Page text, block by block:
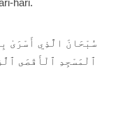
hari.
سُبْحَانَ الَّذِي أَسْرَىٰ
ٱلْمَسْجِدِ ٱلْأَقْصَى